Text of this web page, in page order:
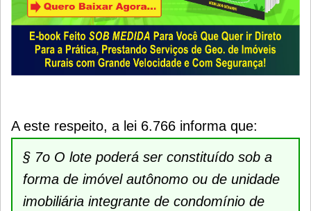
A este respeito, a lei 6.766 informa que:
§ 7o O lote poderá ser constituído sob a
forma de imóvel autônomo ou de unidade
imobiliária integrante de condomínio de